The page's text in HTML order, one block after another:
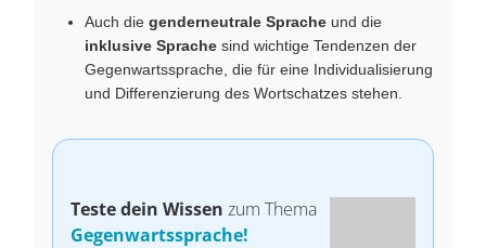
Auch die genderneutrale Sprache und die
inklusive Sprache sind wichtige Tendenzen der
Gegenwartssprache, die für eine Individualisierung
und Differenzierung des Wortschatzes stehen.
Teste dein Wissen zum Thema
Gegenwartssprache!